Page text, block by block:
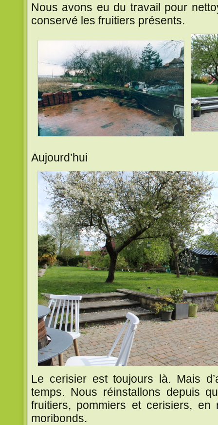
Nous avons eu du travail pour
conservé les fruitiers présents.
Aujourd’hui
Le cerisier est toujours là. Mais
temps. Nous réinstallons depuis
fruitiers, pommiers et cerisiers, en
moribonds.